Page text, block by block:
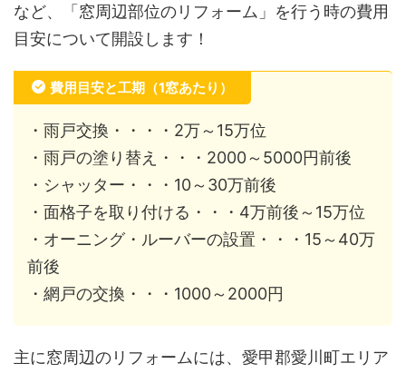
など、「窓周辺部位のリフォーム」を行う時の費用
目安について開設します！
費用目安と工期（1窓あたり）
・雨戸交換・・・・2万～15万位
・雨戸の塗り替え・・・2000～5000円前後
・シャッター・・・10～30万前後
・面格子を取り付ける・・・4万前後～15万位
・オーニング・ルーバーの設置・・・15～40万
前後
・網戸の交換・・・1000～2000円
主に窓周辺のリフォームには、愛甲郡愛川町エリア